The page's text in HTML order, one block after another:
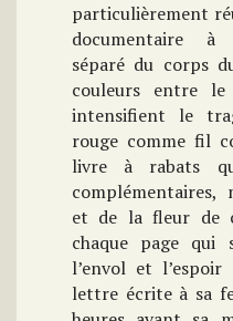
particulièrement
documentaire à
séparé du corps
couleurs entre
intensifient le
rouge comme fil
livre à rabats
complémentaires,
et de la fleur de
chaque page qui
l’envol et
lettre écrite à sa